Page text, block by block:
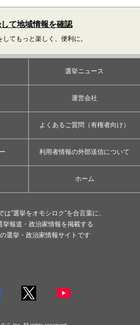
て地域情報を確認
してもっと楽しく、便利に。
選挙ニュース
運営会社
よくあるご質問（有権者向け）
利用者情報の外部送信について
ホーム
”選挙をオモシロク”を合言葉に、
挙報道・政治家情報を掲載する
選挙・政治家情報サイトです